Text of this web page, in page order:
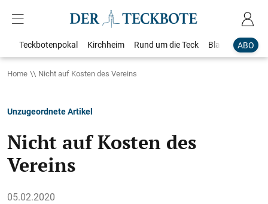
ABO
Teckbotenpokal Kirchheim Rund um die Teck Blaulicht
Home Nicht auf Kosten des Vereins
Unzugeordnete Artikel
Nicht auf Kosten des
Vereins
05.02.2020